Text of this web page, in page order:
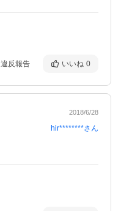
違反報告 いいね 0
2018/6/28
hir********さん